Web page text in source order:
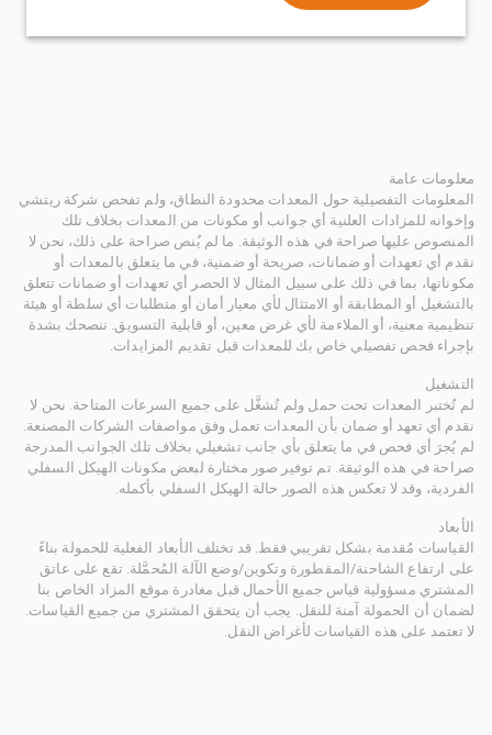
معلومات عامة
المعلومات التفصيلية حول المعدات محدودة النطاق، ولم تفحص شركة ريتشي
وإخوانه للمزادات العلنية أي جوانب أو مكونات من المعدات بخلاف تلك
المنصوص عليها صراحة في هذه الوثيقة. ما لم يُنص صراحة على ذلك، نحن لا
نقدم أي تعهدات أو ضمانات، صريحة أو ضمنية، في ما يتعلق بالمعدات أو
مكوناتها، بما في ذلك على سبيل المثال لا الحصر أي تعهدات أو ضمانات تتعلق
بالتشغيل أو المطابقة أو الامتثال لأي معيار أمان أو متطلبات أي سلطة أو هيئة
تنظيمية معنية، أو الملاءمة لأي غرض معين، أو قابلية التسويق. ننصحك بشدة
بإجراء فحص تفصيلي خاص بك للمعدات قبل تقديم المزايدات.
التشغيل
لم تُختبر المعدات تحت حمل ولم تُشغَّل على جميع السرعات المتاحة. نحن لا
نقدم أي تعهد أو ضمان بأن المعدات تعمل وفق مواصفات الشركات المصنعة.
لم يُجرَ أي فحص في ما يتعلق بأي جانب تشغيلي بخلاف تلك الجوانب المدرجة
صراحة في هذه الوثيقة. تم توفير صور مختارة لبعض مكونات الهيكل السفلي
الفردية، وقد لا تعكس هذه الصور حالة الهيكل السفلي بأكمله.
الأبعاد
القياسات مُقدمة بشكل تقريبي فقط. قد تختلف الأبعاد الفعلية للحمولة بناءً
على ارتفاع الشاحنة/المقطورة وتكوين/وضع الآلة المُحمَّلة. تقع على عاتق
المشتري مسؤولية قياس جميع الأحمال قبل مغادرة موقع المزاد الخاص بنا
لضمان أن الحمولة آمنة للنقل. يجب أن يتحقق المشتري من جميع القياسات.
لا تعتمد على هذه القياسات لأغراض النقل.